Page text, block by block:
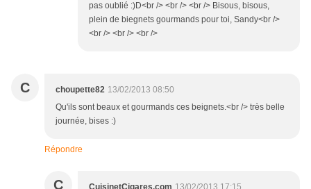
pas oublié :)D<br /> <br /> <br /> Bisous, bisous,
plein de biegnets gourmands pour toi, Sandy<br />
<br /> <br /> <br />
C choupette82 13/02/2013 08:50
Qu'ils sont beaux et gourmands ces beignets.<br /> très belle
journée, bises :)
Répondre
C CuisinetCigares.com 13/02/2013 17:15